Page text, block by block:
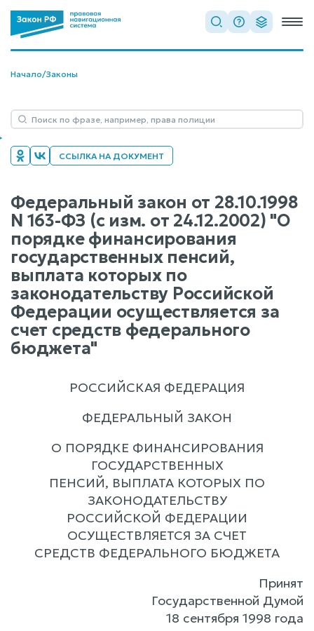
Начало/Законы
ССЫЛКА НА ДОКУМЕНТ
Федеральный закон от 28.10.1998
N 163-ФЗ (с изм. от 24.12.2002) "О
порядке финансирования
государственных пенсий,
выплата которых по
законодательству Российской
Федерации осуществляется за
счет средств федерального
бюджета"
РОССИЙСКАЯ ФЕДЕРАЦИЯ
ФЕДЕРАЛЬНЫЙ ЗАКОН
О ПОРЯДКЕ ФИНАНСИРОВАНИЯ
ГОСУДАРСТВЕННЫХ
ПЕНСИЙ, ВЫПЛАТА КОТОРЫХ ПО
ЗАКОНОДАТЕЛЬСТВУ
РОССИЙСКОЙ ФЕДЕРАЦИИ
ОСУЩЕСТВЛЯЕТСЯ ЗА СЧЕТ
СРЕДСТВ ФЕДЕРАЛЬНОГО БЮДЖЕТА
Принят
Государственной Думой
18 сентября 1998 года